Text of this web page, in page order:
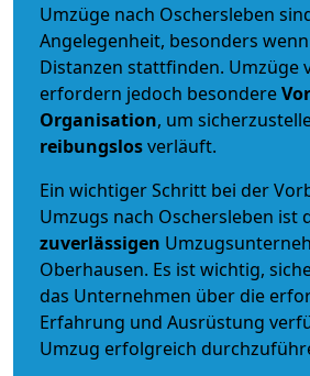
Umzüge nach Oschersleben
Angelegenheit, besonders
Distanzen stattfinden. Umzüge
erfordern jedoch besondere
Organisation, um
reibungslosverläuft.
Ein wichtiger Schritt bei der
Umzugs nach Oschersleben ist
zuverlässigen
Oberhausen. Es ist wichtig,
das Unternehmen über die
Erfahrung und Ausrüstung
Umzug erfolgreich